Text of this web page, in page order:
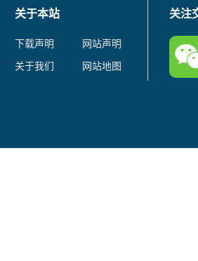
关于本站
下载声明
网站声明
关于我们
网站地图
关注